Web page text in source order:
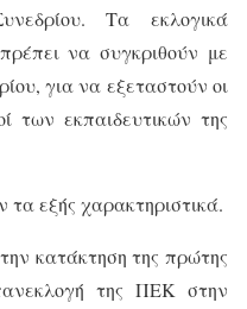
Τα εκλογικά
να συγκριθούν με
για να εξεταστούν οι
των εκπαιδευτικών της
εξής χαρακτηριστικά.
κατάκτηση της πρώτης
της ΠΕΚ στην